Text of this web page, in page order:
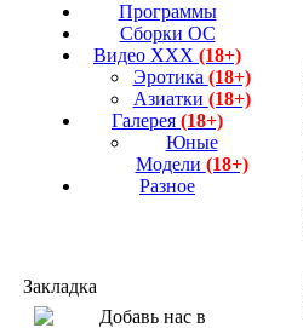
Программы
Сборки ОС
Видео ХХХ (18+)
Эротика (18+)
Азиатки (18+)
Галерея (18+)
Юные
Модели (18+)
Разное
Закладка